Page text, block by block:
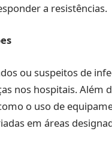
a resistências.
ou suspeitos de
nos hospitais. Além
o uso de
em áreas